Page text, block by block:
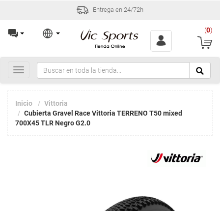
Entrega en 24/72h
(0)
Toggle
navigation
Inicio
Vittoria
Cubierta Gravel Race Vittoria TERRENO T50 mixed
700X45 TLR Negro G2.0